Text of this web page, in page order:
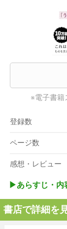
※電子書
登録数
ページ数
感想・レビュー
▶︎あらすじ・内
書店で詳細を